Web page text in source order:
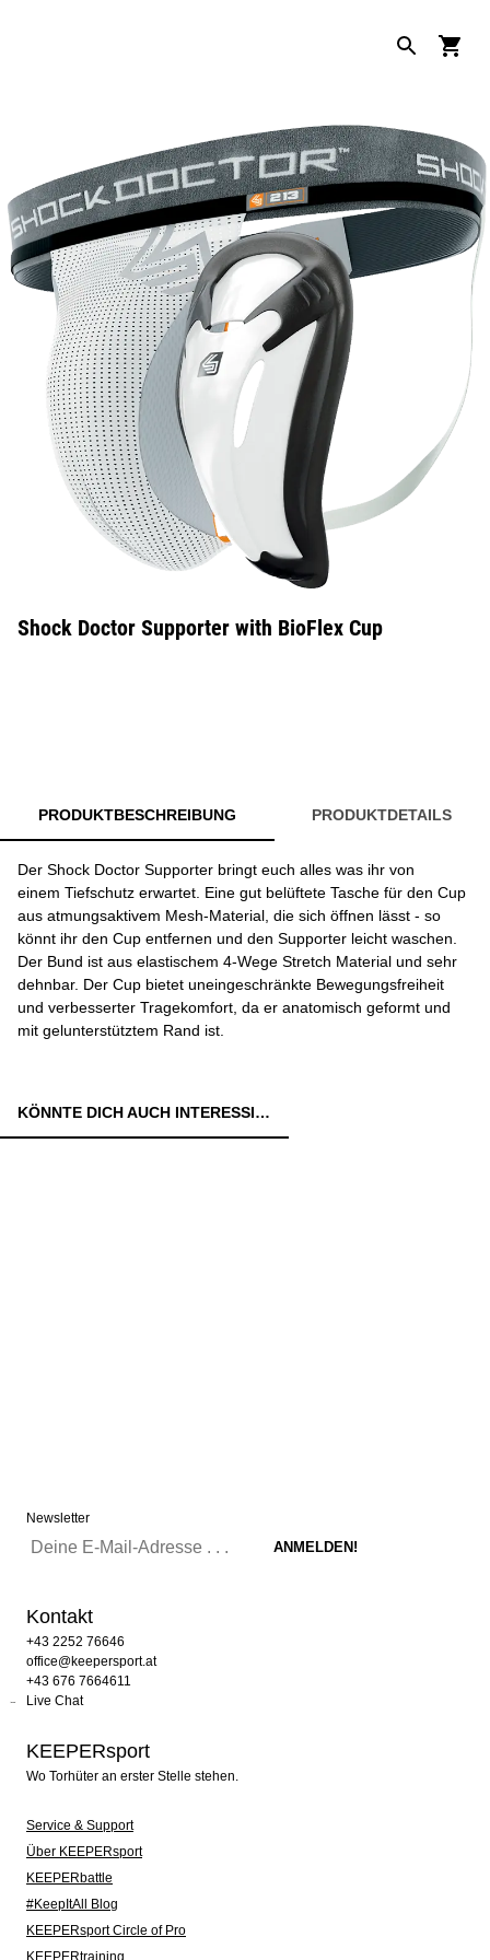
Shock Doctor Supporter with BioFlex Cup
PRODUKTBESCHREIBUNG PRODUKTDETAILS
Der Shock Doctor Supporter bringt euch alles was ihr von
einem Tiefschutz erwartet. Eine gut belüftete Tasche für den Cup
aus atmungsaktivem Mesh-Material, die sich öffnen lässt - so
könnt ihr den Cup entfernen und den Supporter leicht waschen.
Der Bund ist aus elastischem 4-Wege Stretch Material und sehr
dehnbar. Der Cup bietet uneingeschränkte Bewegungsfreiheit
und verbesserter Tragekomfort, da er anatomisch geformt und
mit gelunterstütztem Rand ist.
KÖNNTE DICH AUCH INTERESSIEREN:
Newsletter
Kontakt
+43 2252 76646
office@keepersport.at
+43 676 7664611
Live Chat
KEEPERsport
Wo Torhüter an erster Stelle stehen.
Service & Support
Über KEEPERsport
KEEPERbattle
#KeepItAll Blog
KEEPERsport Circle of Pro
KEEPERtraining